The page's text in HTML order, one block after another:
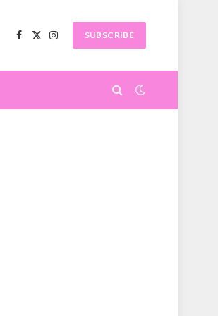
Facebook
X
Instagram
SUBSCRIBE